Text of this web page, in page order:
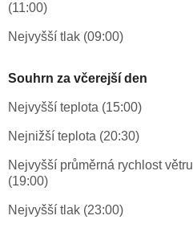
(11:00)
Nejvyšší tlak (09:00)
Souhrn za včerejší den
Nejvyšší teplota (15:00)
Nejnižší teplota (20:30)
Nejvyšší průměrná rychlost větru
(19:00)
Nejvyšší tlak (23:00)